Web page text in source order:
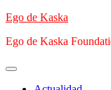
Saltar
contenido
Ego de Kaska
Ego de Kaska
Menú
principal